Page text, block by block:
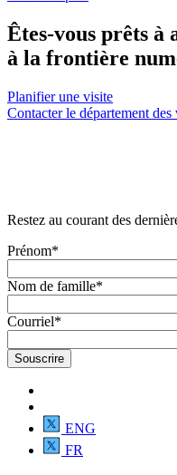
Êtes-vous prêts
à la frontière
Planifier une visite
Contacter le département des
Restez au courant des
Prénom*
Nom de famille*
Courriel*
ENG
FR